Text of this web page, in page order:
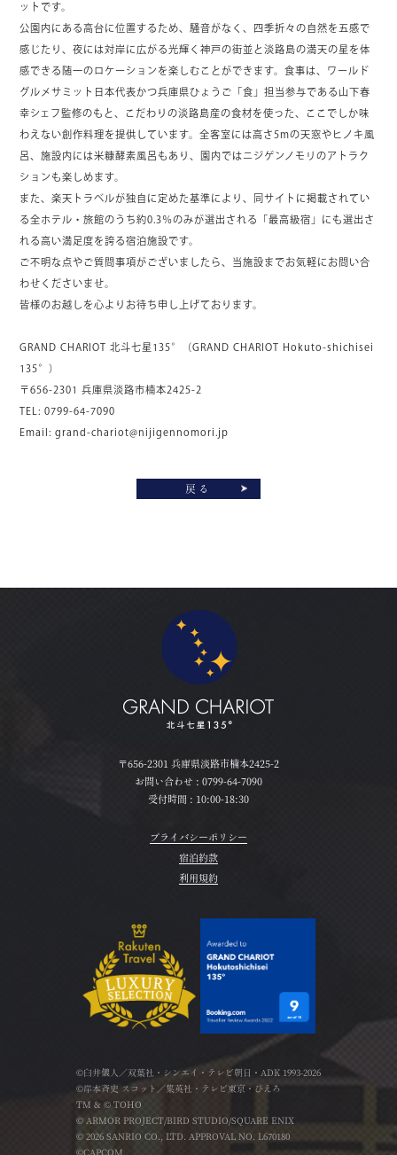
ットです。
公園内にある高台に位置するため、騒音がなく、四季折々の自然を五感で
感じたり、夜には対岸に広がる光輝く神戸の街並と淡路島の満天の星を体
感できる随一のロケーションを楽しむことができます。食事は、ワールド
グルメサミット日本代表かつ兵庫県ひょうご「食」担当参与である山下春
幸シェフ監修のもと、こだわりの淡路島産の食材を使った、ここでしか味
わえない創作料理を提供しています。全客室には高さ5mの天窓やヒノキ風
呂、施設内には米糠酵素風呂もあり、園内ではニジゲンノモリのアトラク
ションも楽しめます。
また、楽天トラベルが独自に定めた基準により、同サイトに掲載されてい
る全ホテル・旅館のうち約0.3％のみが選出される「最高級宿」にも選出さ
れる高い満足度を誇る宿泊施設です。
ご不明な点やご質問事項がございましたら、当施設までお気軽にお問い合
わせくださいませ。
皆様のお越しを心よりお待ち申し上げております。
GRAND CHARIOT 北斗七星135°（GRAND CHARIOT Hokuto-shichisei
135°）
〒656-2301 兵庫県淡路市楠本2425-2
TEL: 0799-64-7090
Email:grand-chariot@nijigennomori.jp
戻る
〒656-2301 兵庫県淡路市楠本2425-2
お問い合わせ : 0799-64-7090
受付時間 : 10:00-18:30
プライバシーポリシー
宿泊約款
利用規約
©臼井儀人／双葉社・シンエイ・テレビ朝日・ADK 1993-2026
©岸本斉史 スコット／集英社・テレビ東京・ぴえろ
TM & © TOHO
© ARMOR PROJECT/BIRD STUDIO/SQUARE ENIX
© 2026 SANRIO CO., LTD. APPROVAL NO. L670180
©CAPCOM